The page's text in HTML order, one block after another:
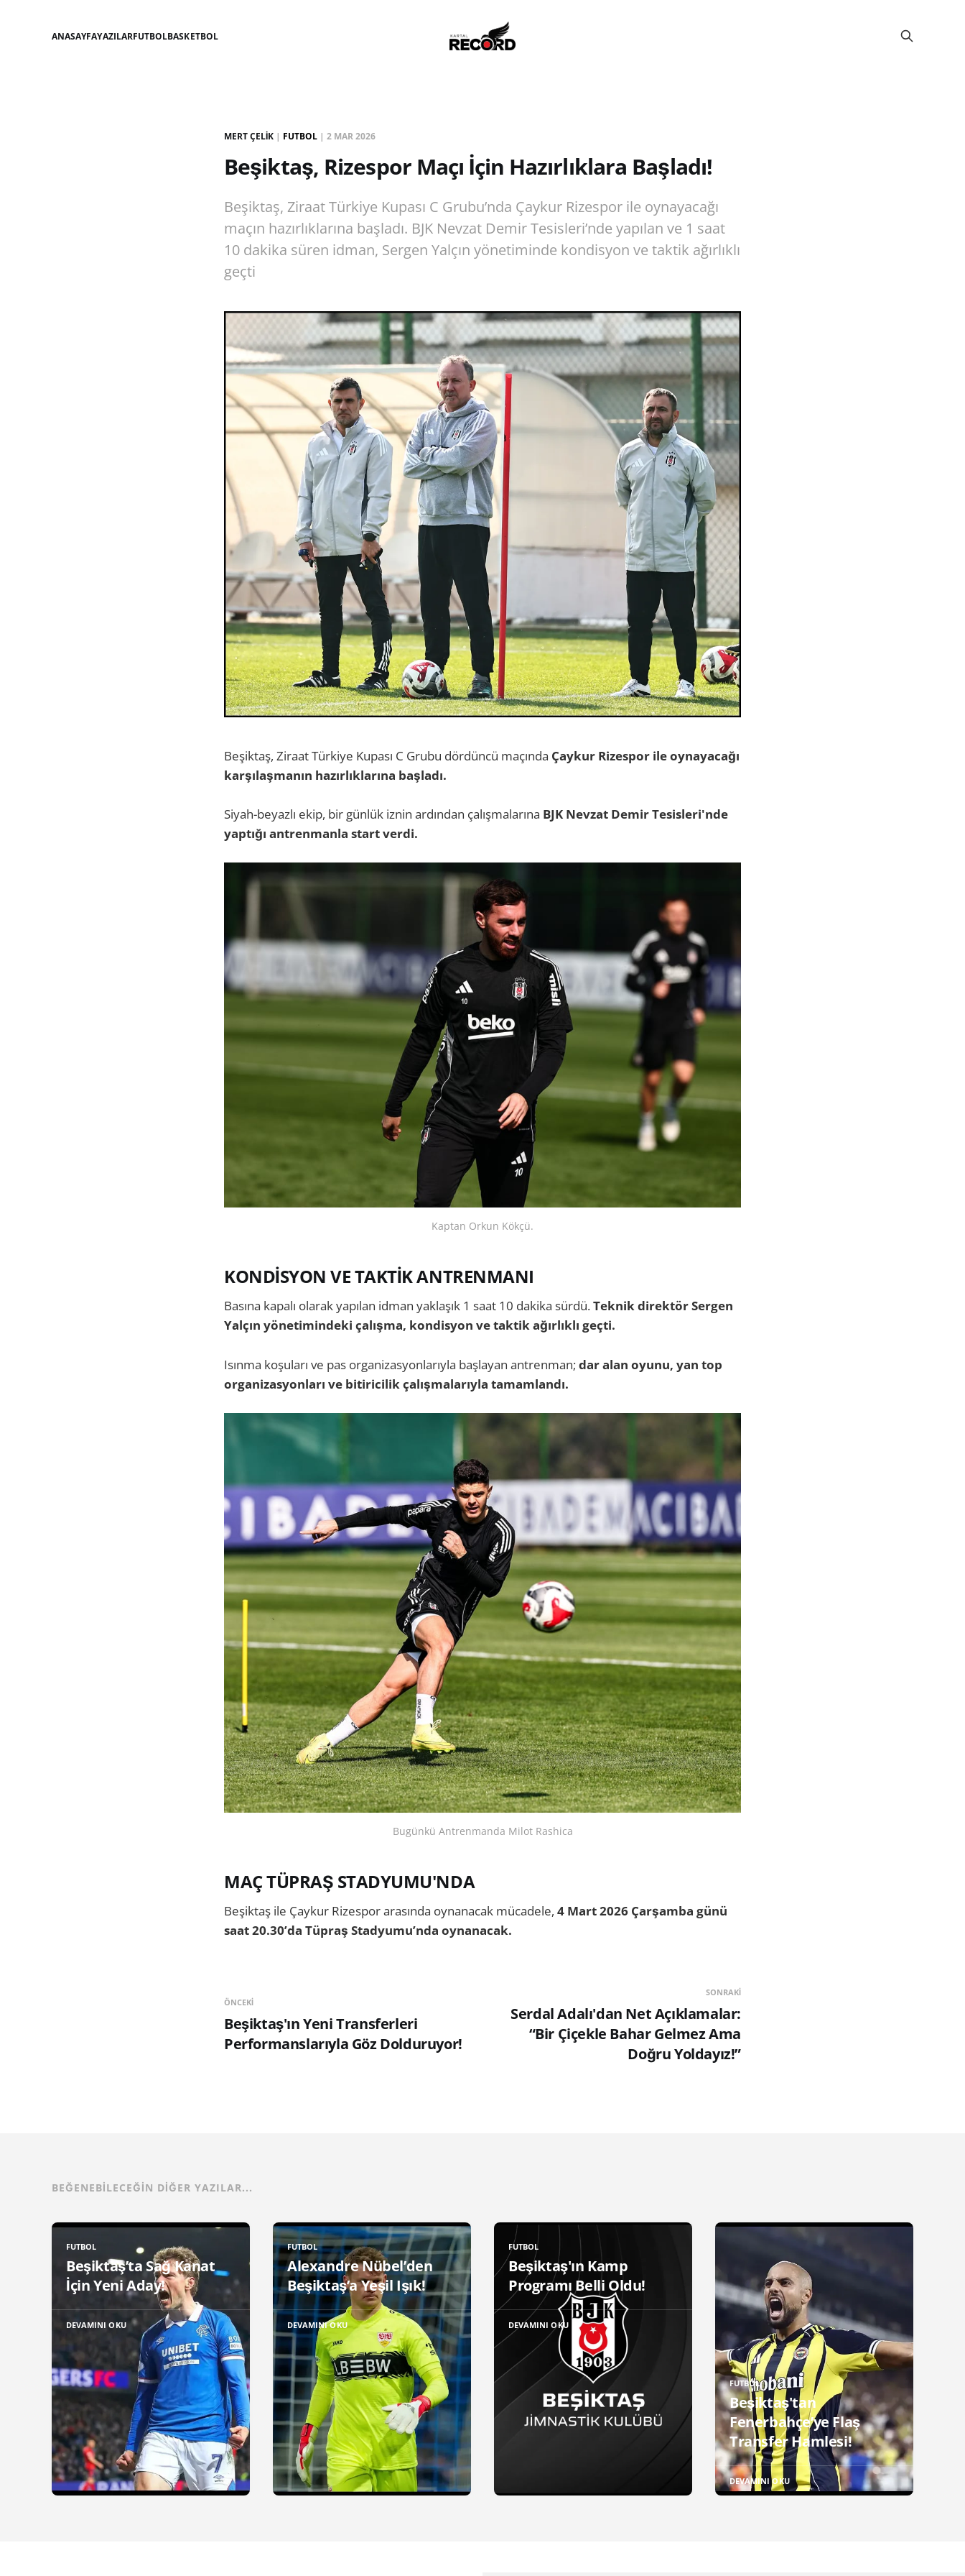
ANASAYFAYAZILARFUTBOLBASKETBOL
MERT ÇELIK | FUTBOL | 2 MAR 2026
Beşiktaş, Rizespor Maçı İçin Hazırlıklara Başladı!
Beşiktaş, Ziraat Türkiye Kupası C Grubu’nda Çaykur Rizespor ile oynayacağı
maçın hazırlıklarına başladı. BJK Nevzat Demir Tesisleri’nde yapılan ve 1 saat
10 dakika süren idman, Sergen Yalçın yönetiminde kondisyon ve taktik ağırlıklı
geçti
Beşiktaş, Ziraat Türkiye Kupası C Grubu dördüncü maçında Çaykur Rizespor ile oynayacağı
karşılaşmanın hazırlıklarına başladı.
Siyah-beyazlı ekip, bir günlük iznin ardından çalışmalarına BJK Nevzat Demir Tesisleri'nde
yaptığı antrenmanla start verdi.
Kaptan Orkun Kökçü.
KONDİSYON VE TAKTİK ANTRENMANI
Basına kapalı olarak yapılan idman yaklaşık 1 saat 10 dakika sürdü.Teknik direktör Sergen
Yalçın yönetimindeki çalışma, kondisyon ve taktik ağırlıklı geçti.
Isınma koşuları ve pas organizasyonlarıyla başlayan antrenman; dar alan oyunu, yan top
organizasyonları ve bitiricilik çalışmalarıyla tamamlandı.
Bugünkü Antrenmanda Milot Rashica
MAÇ TÜPRAŞ STADYUMU'NDA
Beşiktaş ile Çaykur Rizespor arasında oynanacak mücadele, 4 Mart 2026 Çarşamba günü
saat 20.30’da Tüpraş Stadyumu’nda oynanacak.
ÖNCEKI
Beşiktaş'ın Yeni Transferleri
Performanslarıyla Göz Dolduruyor!
SONRAKI
Serdal Adalı'dan Net Açıklamalar:
“Bir Çiçekle Bahar Gelmez Ama
Doğru Yoldayız!”
BEĞENEBILECEĞIN DIĞER YAZILAR...
FUTBOL
Beşiktaş’ta Sağ Kanat
İçin Yeni Aday!
DEVAMINI OKU
FUTBOL
Alexandre Nübel’den
Beşiktaş’a Yeşil Işık!
DEVAMINI OKU
FUTBOL
Beşiktaş'ın Kamp
Programı Belli Oldu!
DEVAMINI OKU
FUTBOL
Beşiktaş'tan
Fenerbahçe’ye Flaş
Transfer Hamlesi!
DEVAMINI OKU